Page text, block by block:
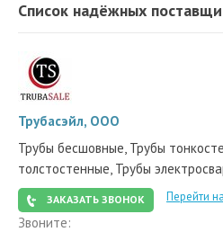
Список надёжных
Трубасэйл, ООО
Трубы бесшовные, Трубы
толстостенные, Трубы
ЗАКАЗАТЬ ЗВОНОК Перейти
Звоните: